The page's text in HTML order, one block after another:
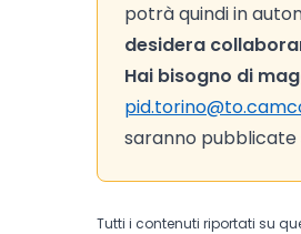
potrà quindi in
desidera
Hai bisogno di
saranno pubblicate
Tutti i contenuti riportati su